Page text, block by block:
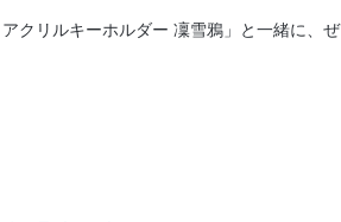
クリルキーホルダー 凜雪鴉」と一緒に、ぜ